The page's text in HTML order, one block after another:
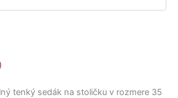
tenký sedák na stoličku v rozmere 35